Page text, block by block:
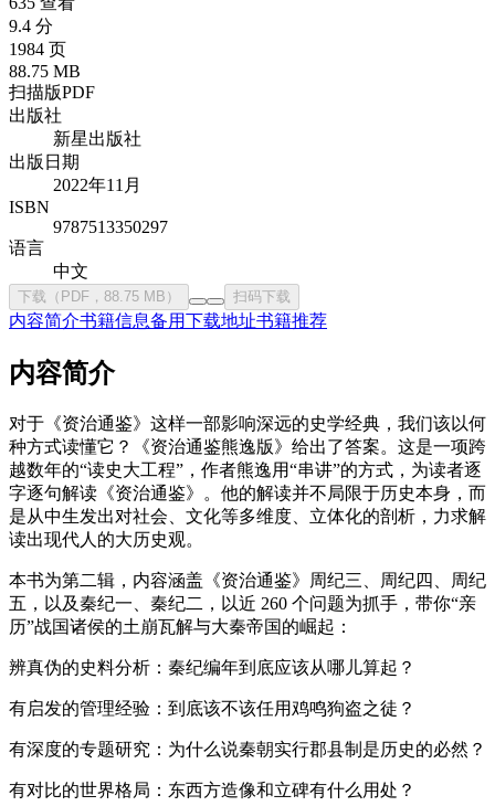
9.4 分
1984 页
88.75 MB
扫描版PDF
出版社
新星出版社
出版日期
2022年11月
ISBN
9787513350297
语言
中文
下载（PDF，88.75 MB） 扫码下载
内容简介书籍信息备用下载地址书籍推荐
内容简介
对于《资治通鉴》这样一部影响深远的史学经典，我们该以何
种方式读懂它？《资治通鉴熊逸版》给出了答案。这是一项跨
越数年的“读史大工程”，作者熊逸用“串讲”的方式，为读者逐
字逐句解读《资治通鉴》。他的解读并不局限于历史本身，而
是从中生发出对社会、文化等多维度、立体化的剖析，力求解
读出现代人的大历史观。
本书为第二辑，内容涵盖《资治通鉴》周纪三、周纪四、周纪
五，以及秦纪一、秦纪二，以近 260 个问题为抓手，带你“亲
历”战国诸侯的土崩瓦解与大秦帝国的崛起：
辨真伪的史料分析：秦纪编年到底应该从哪儿算起？
有启发的管理经验：到底该不该任用鸡鸣狗盗之徒？
有深度的专题研究：为什么说秦朝实行郡县制是历史的必然？
有对比的世界格局：东西方造像和立碑有什么用处？